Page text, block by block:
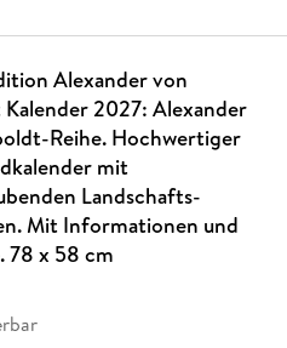
Alexander von
2027: Alexander
Reihe. Hochwertiger
mit
Landschafts-
Mit Informationen und
78 x 58 cm